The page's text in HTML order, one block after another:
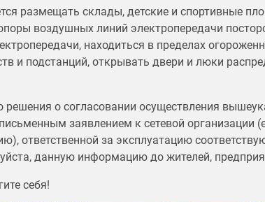
размещать склады, детские и спортивные
воздушных линий электропередачи
находиться в пределах
и подстанций, открывать двери и люки
решения о согласовании осуществления
заявлением к сетевой организации
ответственной за эксплуатацию
данную информацию до жителей,
себя!